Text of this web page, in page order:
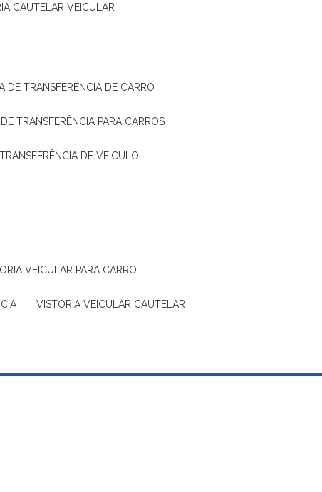
CAUTELAR VEICULAR
DE TRANSFERÊNCIA DE CARRO
DE TRANSFERÊNCIA PARA CARROS
TRANSFERÊNCIA DE VEICULO
VEICULAR PARA CARRO
VISTORIA VEICULAR CAUTELAR